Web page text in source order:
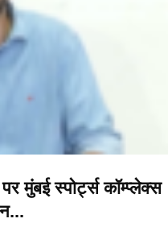
मुंबई स्पोर्ट्स कॉम्प्लेक्स